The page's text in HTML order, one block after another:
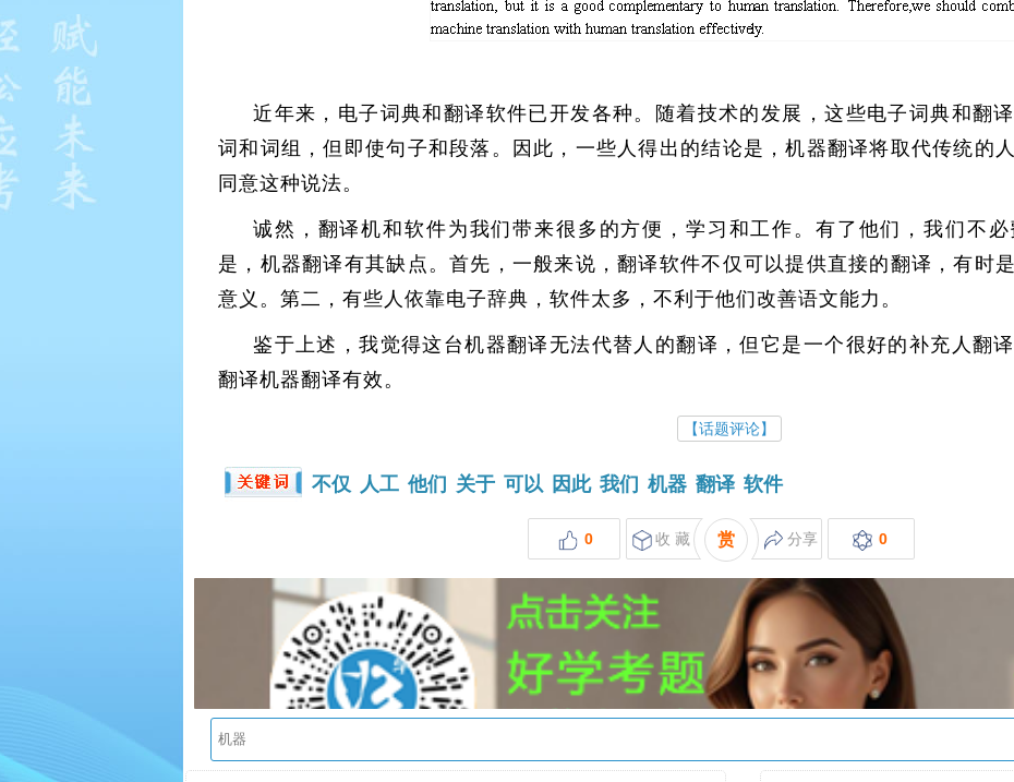
近年来，电子词典和翻译软件已开发各种。随着技术的发展，这些电子词典和翻
词和词组，但即使句子和段落。因此，一些人得出的结论是，机器翻译将取代传统的
同意这种说法。
诚然，翻译机和软件为我们带来很多的方便，学习和工作。有了他们，我们不
是，机器翻译有其缺点。首先，一般来说，翻译软件不仅可以提供直接的翻译，有时
意义。第二，有些人依靠电子辞典，软件太多，不利于他们改善语文能力。
鉴于上述，我觉得这台机器翻译无法代替人的翻译，但它是一个很好的补充人翻
翻译机器翻译有效。
【话题评论】
不仅 人工 他们 关于 可以 因此 我们 机器 翻译 软件
0 收 藏 赏 分享 0